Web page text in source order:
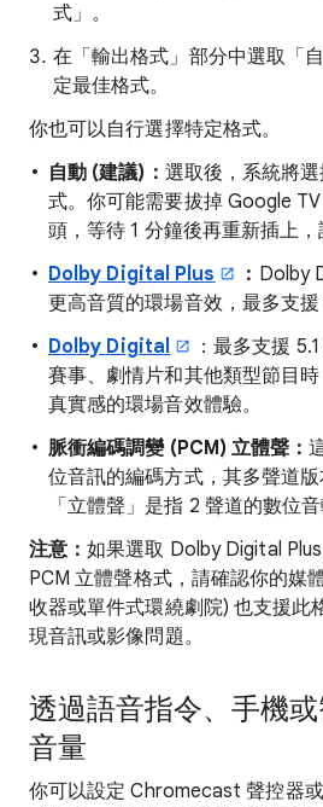
式」 。
在「輸出格式」 部分中選取「自
定最佳格式。
你也可以自行選擇特定格式。
自動 (建議)： 選取後，系統將
式。你可能需要拔掉 Google
頭，等待 1 分鐘後再重新插上，
Dolby Digital Plus
： Dolby
更高音質的環場音效，最多支援
Dolby Digital
：最多支援
賽事、劇情片和其他類型節目
真實感的環場音效體驗。
脈衝編碼調變 (PCM) 立體聲：
位音訊的編碼方式，其多聲道版
「立體聲」是指 2 聲道的數位音
注意：如果選取 Dolby Digital
PCM 立體聲格式，請確認你的媒
收器或單件式環繞劇院) 也支援此
現音訊或影像問題。
透過語音指令、手機
音量
你可以設定 Chromecast 聲控器